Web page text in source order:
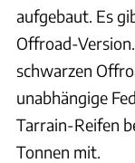
aufgebaut. Es
Offroad-
schwarzen
unabhängige
Tarrain-Reifen
Tonnen mit.